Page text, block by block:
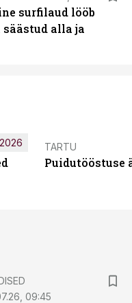
surfilaud lööb
säästud alla ja
TARTU
Puidutööstuse
09:45